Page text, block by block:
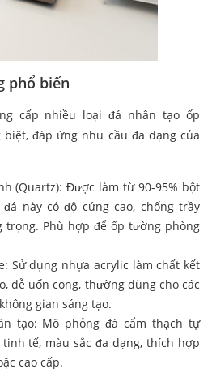
phổ biến
cấp nhiều loại đá nhân tạo ốp
đáp ứng nhu cầu đa dạng của
(Quartz): Được làm từ 90-95% bột
này có độ cứng cao, chống trầy
trọng. Phù hợp để ốp tường phòng
Sử dụng nhựa acrylic làm chất kết
dễ uốn cong, thường dùng cho các
gian sáng tạo.
tạo: Mô phỏng đá cẩm thạch tự
tế, màu sắc đa dạng, thích hợp
cao cấp.